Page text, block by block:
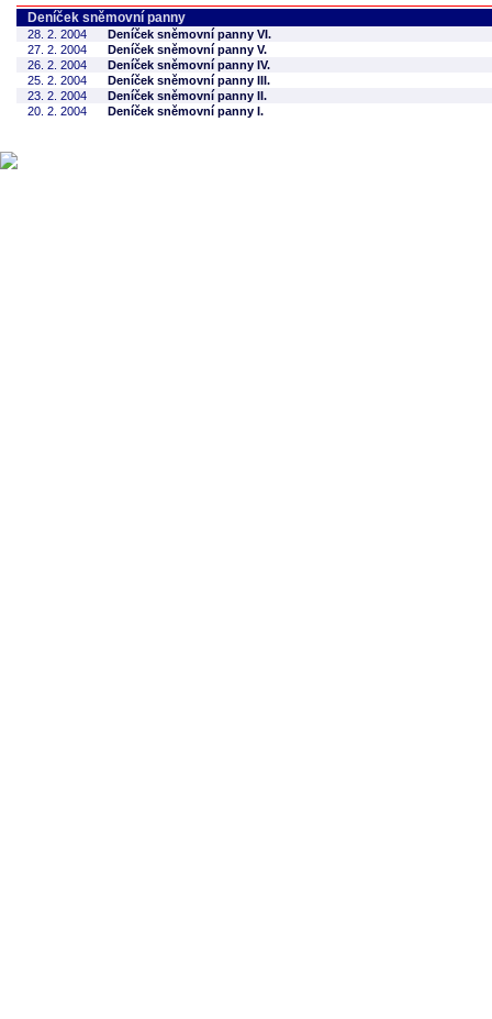
Deníček sněmovní panny
28. 2. 2004
Deníček sněmovní panny VI.
27. 2. 2004
Deníček sněmovní panny V.
26. 2. 2004
Deníček sněmovní panny IV.
25. 2. 2004
Deníček sněmovní panny III.
23. 2. 2004
Deníček sněmovní panny II.
20. 2. 2004
Deníček sněmovní panny I.